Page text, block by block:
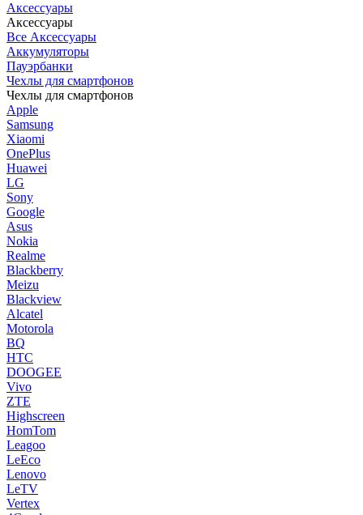
Аксессуары
Аксессуары
Все Аксессуары
Аккумуляторы
Пауэрбанки
Чехлы для смартфонов
Чехлы для смартфонов
Apple
Samsung
Xiaomi
OnePlus
Huawei
LG
Sony
Google
Asus
Nokia
Realme
Blackberry
Meizu
Blackview
Alcatel
Motorola
BQ
HTC
DOOGEE
Vivo
ZTE
Highscreen
HomTom
Leagoo
LeEco
Lenovo
LeTV
Vertex